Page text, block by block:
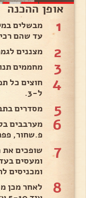
אופן ההכנה
1
מבשלים
עד שהם
2 מצננים
3 מחממים תנור
4
ל-3.
5 מסדרים
6
מערבבים
פ.שחור,
7
שופכים
ומעסים
ומכניסים לתנור
8
לאחר מכן